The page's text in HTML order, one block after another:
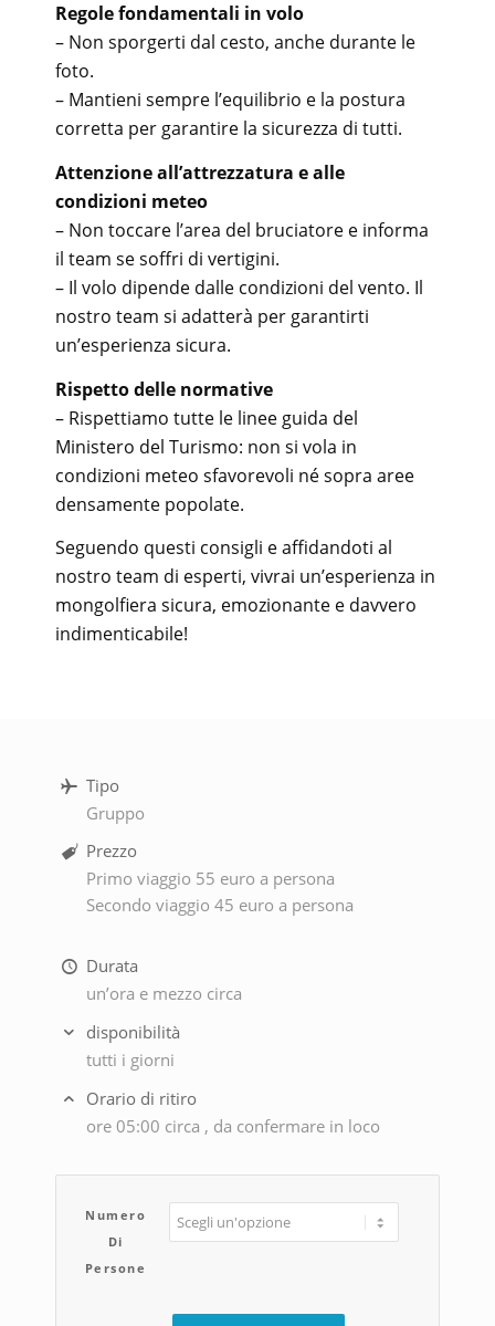
Regole fondamentali in volo
– Non sporgerti dal cesto, anche durante le
foto.
– Mantieni sempre l’equilibrio e la postura
corretta per garantire la sicurezza di tutti.
Attenzione all’attrezzatura e alle
condizioni meteo
– Non toccare l’area del bruciatore e informa
il team se soffri di vertigini.
– Il volo dipende dalle condizioni del vento. Il
nostro team si adatterà per garantirti
un’esperienza sicura.
Rispetto delle normative
– Rispettiamo tutte le linee guida del
Ministero del Turismo: non si vola in
condizioni meteo sfavorevoli né sopra aree
densamente popolate.
Seguendo questi consigli e affidandoti al
nostro team di esperti, vivrai un’esperienza in
mongolfiera sicura, emozionante e davvero
indimenticabile!
Tipo
Gruppo
Prezzo
Primo viaggio 55 euro a persona
Secondo viaggio 45 euro a persona
Durata
un’ora e mezzo circa
disponibilità
tutti i giorni
Orario di ritiro
ore 05:00 circa , da confermare in loco
Numero
Di
Persone